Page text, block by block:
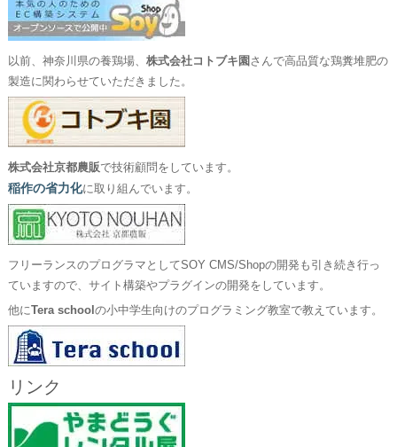
以前、神奈川県の養鶏場、 株式会社コトブキ園 さんで高品質な鶏糞堆肥の
製造に関わらせていただきました。
株式会社京都農販で技術顧問をしています。
稲作の省力化に取り組んでいます。
フリーランスのプログラマとしてSOY CMS/Shopの開発も引き続き行っ
ていますので、サイト構築やプラグインの開発をしています。
他にTera school の小中学生向けのプログラミング教室で教えています。
リンク